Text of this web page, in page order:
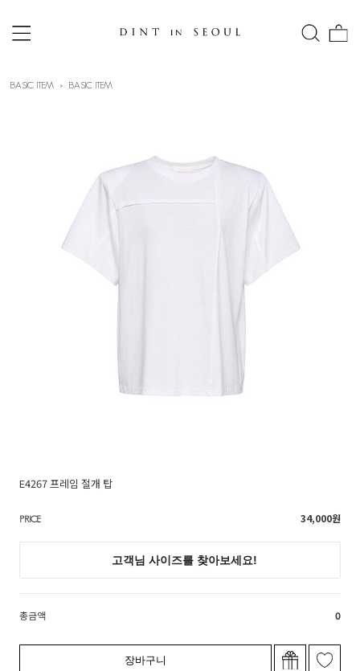
BASIC ITEM BASIC ITEM
E4267 프레임 절개 탑
PRICE 34,000원
총금액 0
장바구니